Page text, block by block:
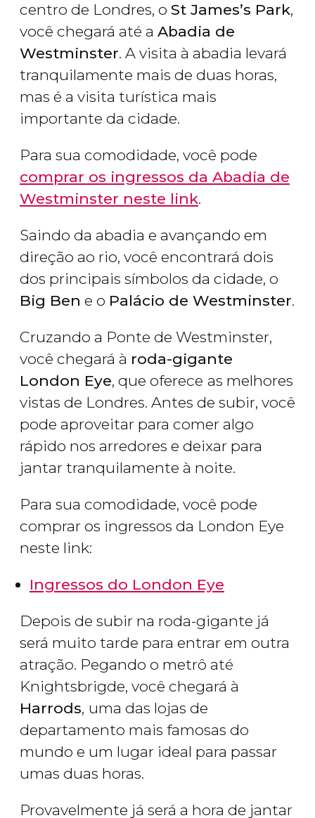
centro de Londres, o St James’s Park,
você chegará até a Abadia de
Westminster. A visita à abadia levará
tranquilamente mais de duas horas,
mas é a visita turística mais
importante da cidade.
Para sua comodidade, você pode
comprar os ingressos da Abadia de
Westminster neste link.
Saindo da abadia e avançando em
direção ao rio, você encontrará dois
dos principais símbolos da cidade, o
Big Ben e o Palácio de Westminster.
Cruzando a Ponte de Westminster,
você chegará à roda-gigante
London Eye, que oferece as melhores
vistas de Londres. Antes de subir, você
pode aproveitar para comer algo
rápido nos arredores e deixar para
jantar tranquilamente à noite.
Para sua comodidade, você pode
comprar os ingressos da London Eye
neste link:
Ingressos do London Eye
Depois de subir na roda-gigante já
será muito tarde para entrar em outra
atração. Pegando o metrô até
Knightsbrigde, você chegará à
Harrods, uma das lojas de
departamento mais famosas do
mundo e um lugar ideal para passar
umas duas horas.
Provavelmente já será a hora de jantar